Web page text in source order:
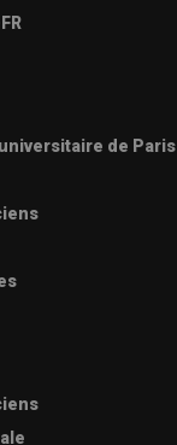
de Paris